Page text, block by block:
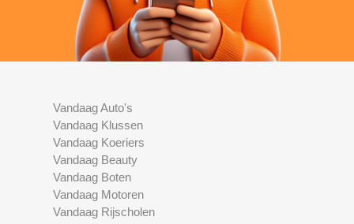
Vandaag Auto's
Vandaag Klussen
Vandaag Koeriers
Vandaag Beauty
Vandaag Boten
Vandaag Motoren
Vandaag Rijscholen